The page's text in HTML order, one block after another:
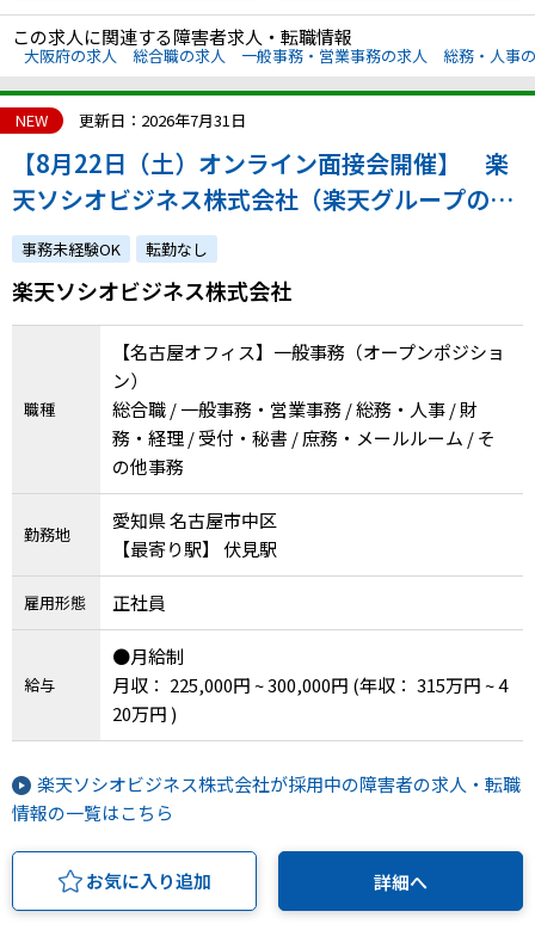
この求人に関連する障害者求人・転職情報
大阪府の求人 総合職の求人 一般事務・営業事務の求人 総務・人事
NEW 更新日：2026年7月31日
【8月22日（土）オンライン面接会開催】 楽
天ソシオビジネス株式会社（楽天グループの特
例子会社◎障害の有無にかかわらずチャレンジ
できます）
事務未経験OK 転勤なし
楽天ソシオビジネス株式会社
職種
【名古屋オフィス】一般事務（オープンポジショ
ン）
総合職 / 一般事務・営業事務 / 総務・人事 / 財
務・経理 / 受付・秘書 / 庶務・メールルーム / そ
の他事務
勤務地
愛知県 名古屋市中区
【最寄り駅】 伏見駅
雇用形態 正社員
給与
●月給制
月収： 225,000円 ~ 300,000円 (年収： 315万円 ~ 4
20万円 )
楽天ソシオビジネス株式会社が採用中の障害者の求人・転職
情報の一覧はこちら
お気に入り追加 詳細へ